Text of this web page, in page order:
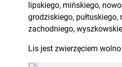
lipskiego, mińskiego,
grodziskiego,
zachodniego,
Lis jest zwierzęciem